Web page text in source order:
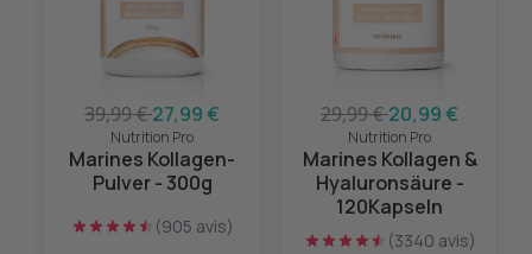
39,99 €27,99 €
Nutrition Pro
Marines Kollagen-
Pulver - 300g
(905 avis)
29,99 €20,99 €
Nutrition Pro
Marines Kollagen &
Hyaluronsäure -
120Kapseln
(3340 avis)